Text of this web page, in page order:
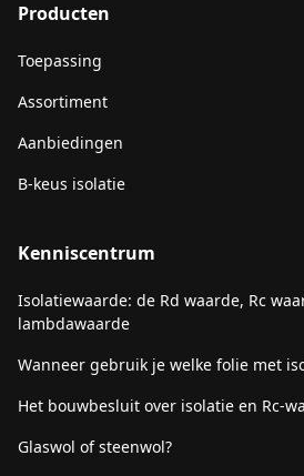
Producten
Toepassing
Assortiment
Aanbiedingen
B-keus isolatie
Kenniscentrum
Isolatiewaarde: de Rd waarde, Rc
lambdawaarde
Wanneer gebruik je welke folie met
Het bouwbesluit over isolatie en Rc-
Glaswol of steenwol?